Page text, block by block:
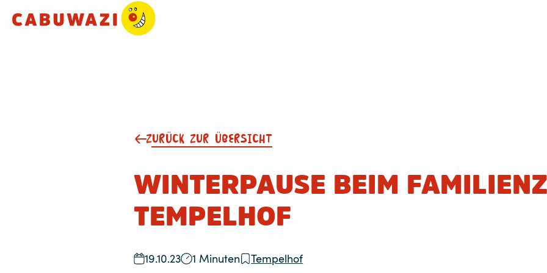
ZURÜCK ZUR ÜBERSICHT
WINTERPAUSE BEIM
TEMPELHOF
19.10.23 1 Minuten Tempelhof